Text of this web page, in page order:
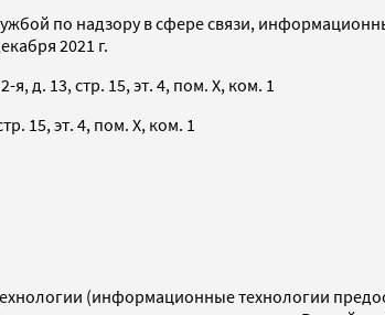
по надзору в сфере связи,
2021 г.
д. 13, стр. 15, эт. 4, пом. X, ком. 1
15, эт. 4, пом. X, ком. 1
(информационные технологии